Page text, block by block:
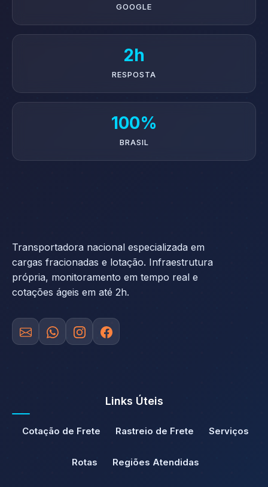
GOOGLE
2h
RESPOSTA
100%
BRASIL
Transportadora nacional especializada em
cargas fracionadas e lotação. Infraestrutura
própria, monitoramento em tempo real e
cotações ágeis em até 2h.
Links Úteis
Cotação de Frete Rastreio de Frete Serviços
Rotas Regiões Atendidas